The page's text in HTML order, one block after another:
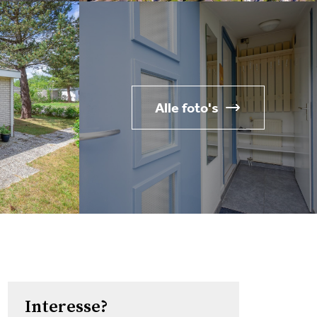
Alle foto's
Interesse?